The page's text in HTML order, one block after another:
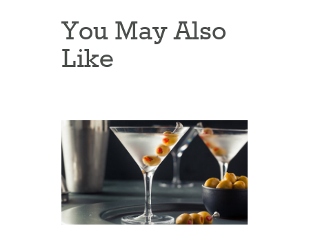
You May Also
Like